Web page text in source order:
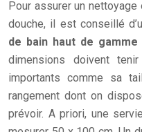
Pour assurer un
douche, il est conseillé
de bain haut de gamme
dimensions doivent
importants comme sa
rangement dont on
prévoir. A priori, une